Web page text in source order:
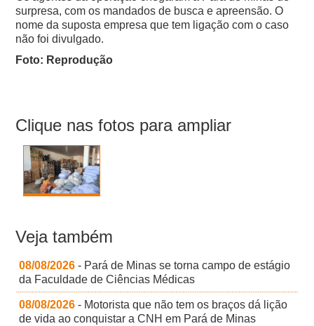
surpresa, com os mandados de busca e apreensão. O
nome da suposta empresa que tem ligação com o caso
não foi divulgado.
Foto: Reprodução
Clique nas fotos para ampliar
Veja também
08/08/2026 - Pará de Minas se torna campo de estágio
da Faculdade de Ciências Médicas
08/08/2026 - Motorista que não tem os braços dá lição
de vida ao conquistar a CNH em Pará de Minas